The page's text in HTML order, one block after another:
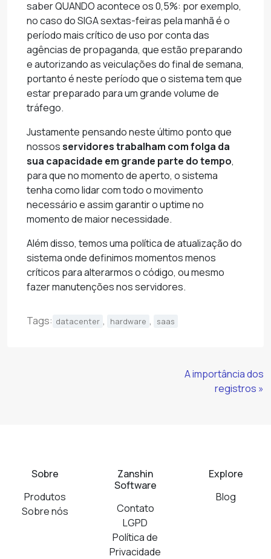
saber QUANDO acontece os 0,5%: por exemplo,
no caso do SIGA sextas-feiras pela manhã é o
período mais crítico de uso por conta das
agências de propaganda, que estão preparando
e autorizando as veiculações do final de semana,
portanto é neste período que o sistema tem que
estar preparado para um grande volume de
tráfego.
Justamente pensando neste último ponto que
nossosservidores trabalham com folga da
sua capacidade em grande parte do tempo,
para que no momento de aperto, o sistema
tenha como lidar com todo o movimento
necessário e assim garantir o uptime no
momento de maior necessidade.
Além disso, temos uma política de atualização do
sistema onde definimos momentos menos
críticos para alterarmos o código, ou mesmo
fazer manutenções nos servidores.
Tags: datacenter , hardware , saas
A importância dos
registros »
Sobre
Produtos
Sobre nós
Zanshin
Software
Contato
LGPD
Política de
Privacidade
Explore
Blog